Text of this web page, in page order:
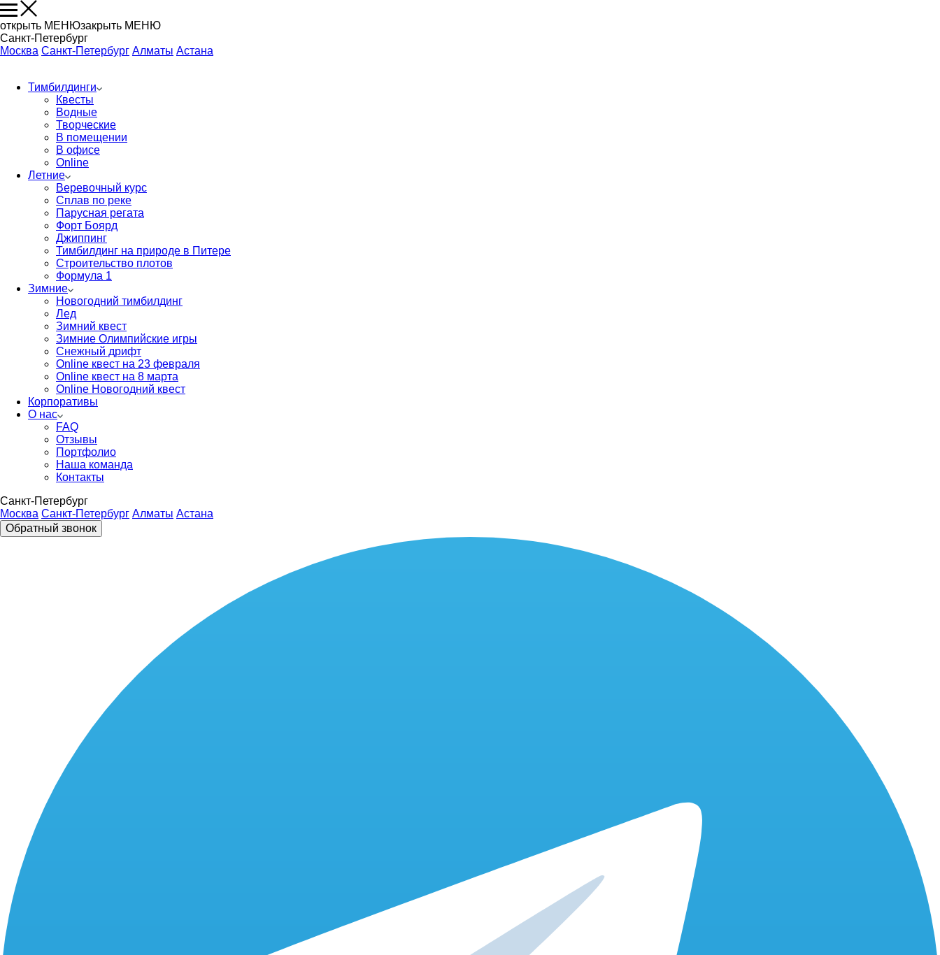
открыть МЕНЮзакрыть МЕНЮ
Санкт-Петербург
Москва Санкт-Петербург Алматы Астана
Тимбилдинги
Квесты
Водные
Творческие
В помещении
В офисе
Online
Летние
Веревочный курс
Сплав по реке
Парусная регата
Форт Боярд
Джиппинг
Тимбилдинг на природе в Питере
Строительство плотов
Формула 1
Зимние
Новогодний тимбилдинг
Лед
Зимний квест
Зимние Олимпийские игры
Снежный дрифт
Online квест на 23 февраля
Online квест на 8 марта
Online Новогодний квест
Корпоративы
О нас
FAQ
Отзывы
Портфолио
Наша команда
Контакты
Санкт-Петербург
Москва Санкт-Петербург Алматы Астана
Обратный звонок